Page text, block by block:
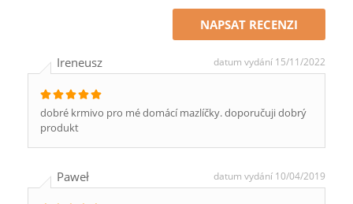
NAPSAT RECENZI
Ireneusz datum vydání 15/11/2022
dobré krmivo pro mé domácí mazlíčky. doporučuji dobrý
produkt
Paweł datum vydání 10/04/2019